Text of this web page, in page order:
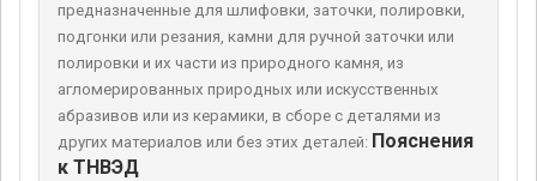
предназначенные для шлифовки, заточки, полировки,
подгонки или резания, камни для ручной заточки или
полировки и их части из природного камня, из
агломерированных природных или искусственных
абразивов или из керамики, в сборе с деталями из
других материалов или без этих деталей: Пояснения
к ТНВЭД